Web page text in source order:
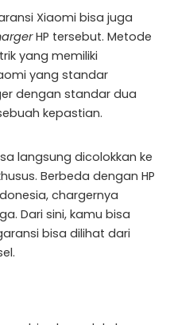
Xiaomi bisa juga
HP tersebut. Metode
yang memiliki
yang standar
dengan standar dua
kepastian.
langsung dicolokkan ke
Berbeda dengan HP
chargernya
Dari sini, kamu bisa
bisa dilihat dari